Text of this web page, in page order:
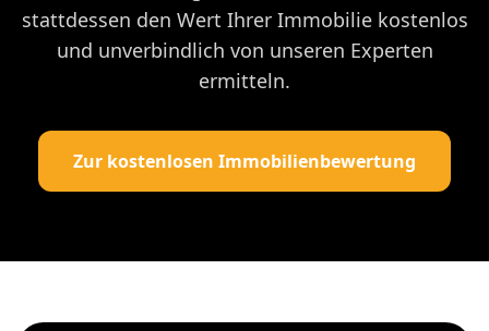
stattdessen den Wert Ihrer Immobilie kostenlos
und unverbindlich von unseren Experten
ermitteln.
Zur kostenlosen Immobilienbewertung